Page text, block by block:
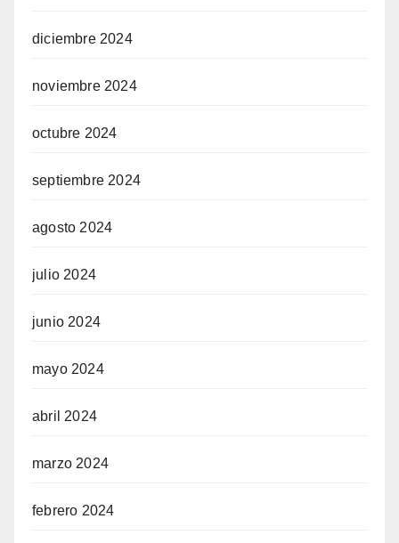
diciembre 2024
noviembre 2024
octubre 2024
septiembre 2024
agosto 2024
julio 2024
junio 2024
mayo 2024
abril 2024
marzo 2024
febrero 2024